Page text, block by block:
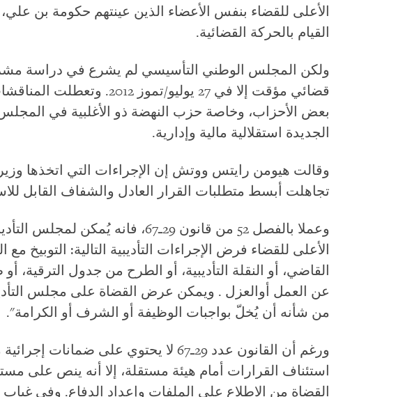
الأعلى للقضاء بنفس الأعضاء الذين عينتهم حكومة بن
القيام بالحركة القضائية.
ولكن المجلس الوطني التأسيسي لم يشرع في دراسة
قضائي مؤقت إلا في 27 يوليو/تموز
بعض الأحزاب، وخاصة حزب النهضة ذو الأغلبية في
الجديدة استقلالية مالية وإدارية.
وقالت هيومن رايتس ووتش إن الإجراءات التي اتخذها وزير
تجاهلت أبسط متطلبات القرار العادل والشفاف القابل
وعملا بالفصل 52 من قانون 29ـ67، فانه
الأعلى للقضاء فرض الإجراءات التأديبية التالية: التوبيخ
القاضي، أو النقلة التأديبية، أو الطرح من جدول الترقية،
عن العمل أوالعزل . ويمكن عرض القضاة على مجلس
من شأنه أن يُخلّ بواجبات الوظيفة أو الشرف أو الكرامة".
ورغم أن القانون عدد 29ـ67 لا يحتوي على
استئناف القرارات أمام هيئة مستقلة، إلا أنه ينص على
القضاة من الاطلاع على الملفات وإعداد الدفاع. وفي